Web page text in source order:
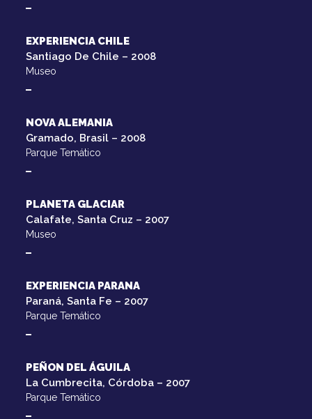
EXPERIENCIA CHILE
Santiago De Chile – 2008
Museo
NOVA ALEMANIA
Gramado, Brasil – 2008
Parque Temático
PLANETA GLACIAR
Calafate, Santa Cruz – 2007
Museo
EXPERIENCIA PARANA
Paraná, Santa Fe – 2007
Parque Temático
PEÑON DEL ÁGUILA
La Cumbrecita, Córdoba – 2007
Parque Temático